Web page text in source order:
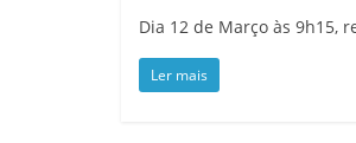
Dia 12 de Março às 9h15,
Ler mais